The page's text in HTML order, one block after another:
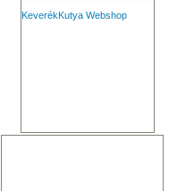
KeverékKutya Webshop